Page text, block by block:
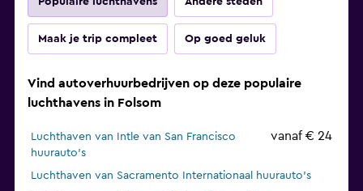
Maak je trip compleet Op goed geluk
Vind autoverhuurbedrijven op deze populaire
luchthavens in Folsom
Luchthaven van Intle van San Francisco
huurauto's
vanaf € 24
Luchthaven van Sacramento Internationaal huurauto's